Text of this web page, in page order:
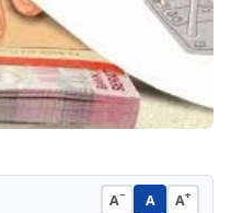
A− A A+